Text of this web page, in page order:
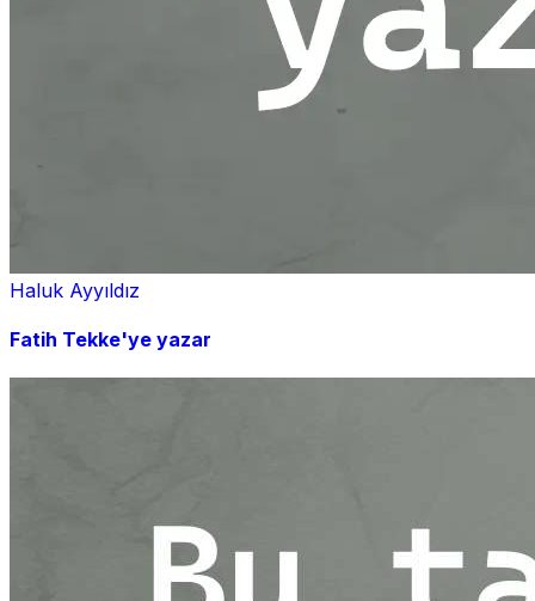
Haluk Ayyıldız
Fatih Tekke'ye yazar